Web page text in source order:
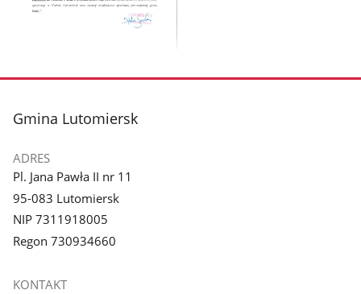
galerii.
galerii.
stopka
Gmina Lutomiersk
ADRES
Pl. Jana Pawła II nr 11
95-083 Lutomiersk
NIP 7311918005
Regon 730934660
KONTAKT